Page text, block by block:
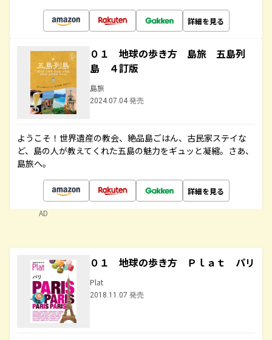
詳細を見る
０１ 地球の歩き方 島旅 五島列
島 ４訂版
島旅
2024.07.04 発売
ようこそ！世界遺産の教会、絶品島ごはん、古民家ステイな
ど、島の人が教えてくれた五島の魅力をギュッと凝縮。さあ、
島旅へ。
詳細を見る
AD
０１ 地球の歩き方 Ｐｌａｔ パリ
Plat
2018.11.07 発売